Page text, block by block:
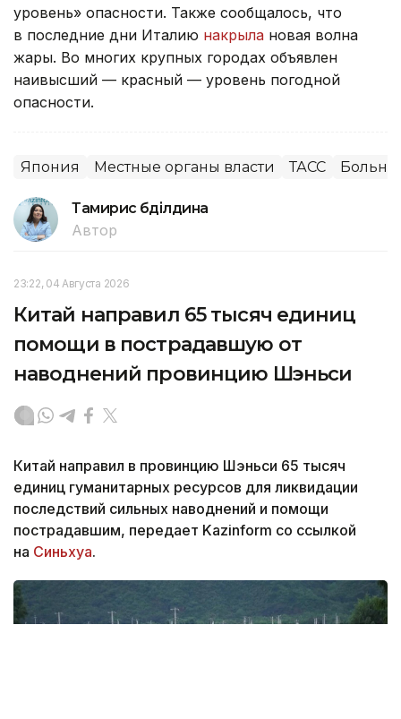
уровень» опасности. Также сообщалось, что
в последние дни Италию накрыла новая волна
жары. Во многих крупных городах объявлен
наивысший — красный — уровень погодной
опасности.
Япония Местные органы власти ТАСС
Тамирис Әбділдина
Автор
23:22, 04 Августа 2026
Китай направил 65 тысяч единиц
помощи в пострадавшую от
наводнений провинцию Шэньси
Китай направил в провинцию Шэньси 65 тысяч
единиц гуманитарных ресурсов для ликвидации
последствий сильных наводнений и помощи
пострадавшим, передает Kazinform со ссылкой
на Синьхуа.